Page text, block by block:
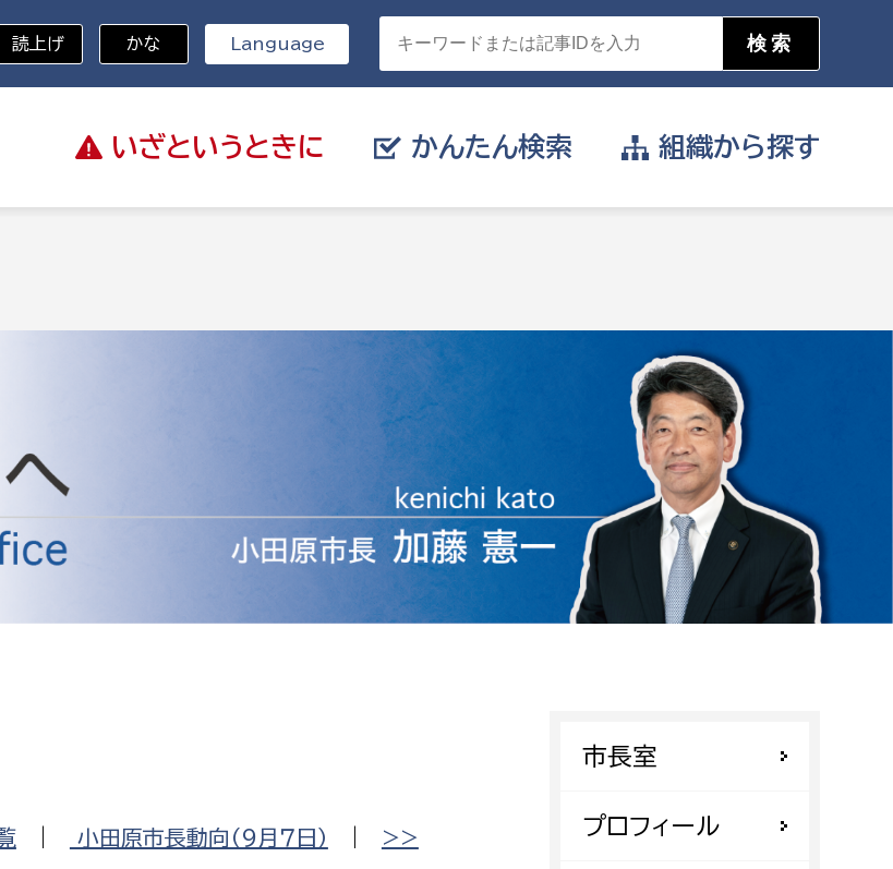
いざと いうときに
ドマップ 避難場所 消防
かんたん検索
・子育て
・安全
・生涯学習
届け出や申請をしたい
証明書がほしい
相談をしたい
支払いをしたい
小田原のことを知りたい
イベント・講座などに参加したい
組織から探す
市税総務課
市民税課
スポーツ課
環境保護課
環境事業センター
読上げ かな Language
| 小田原市長動向（９月７日） >>
市長室
プロフィール